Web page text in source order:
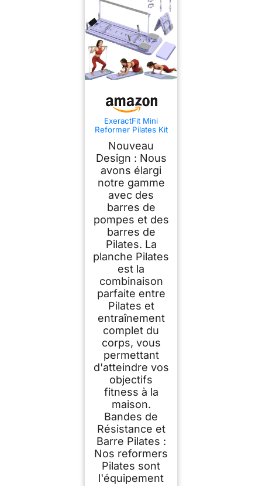
ExeractFit Mini
Reformer Pilates Kit
et Bandes de
Résistance, Pilates
Board Planche Pilate
Maison
Multifonctionnel
Rouleau
Abdominaux
Équipement
d'entraînement(Viole
t)
Nouveau
Design : Nous
avons élargi
notre gamme
avec des
barres de
pompes et des
barres de
Pilates. La
planche Pilates
est la
combinaison
parfaite entre
Pilates et
entraînement
complet du
corps, vous
permettant
d'atteindre vos
objectifs
fitness à la
maison.
Bandes de
Résistance et
Barre Pilates :
Nos reformers
Pilates sont
l'équipement